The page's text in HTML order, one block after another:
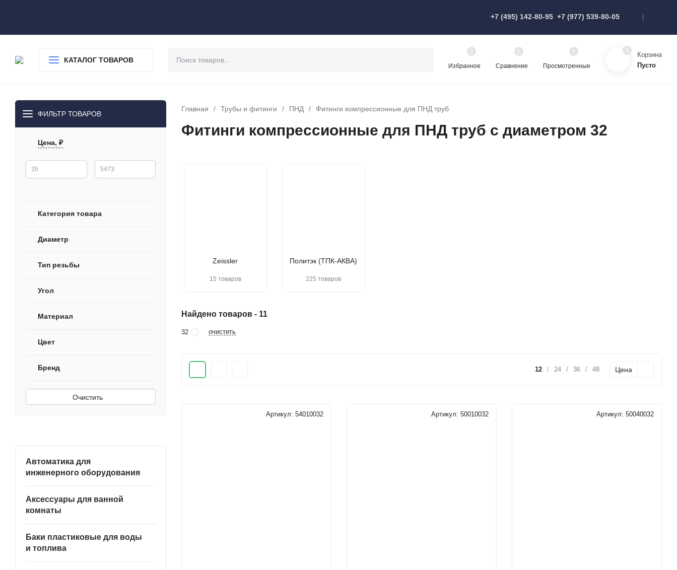
+7 (495) 142-80-95 +7 (977) 539-80-05
КАТАЛОГ ТОВАРОВ
Избранное
0
Сравнение
0
Просмотренные
0 0
Корзина
Пусто
ФИЛЬТР ТОВАРОВ
Цена, ₽
Категория товара
Диаметр
Тип резьбы
Угол
Материал
Цвет
Бренд
Очистить
Автоматика для
инженерного оборудования
Аксессуары для ванной
комнаты
Баки пластиковые для воды
и топлива
Главная / Трубы и фитинги / ПНД / Фитинги компрессионные для ПНД труб
Фитинги компрессионные для ПНД труб с диаметром 32
Zeissler
15 товаров
Политэк (ТПК-АКВА)
225 товаров
Найдено товаров - 11
32 очистить
12 / 24 / 36 / 48 Цена
Артикул: 54010032 Артикул: 50010032 Артикул: 50040032